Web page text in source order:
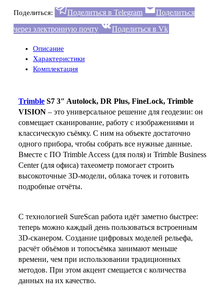
Поделиться: Поделиться в Telegram
Поделиться
через электронную почту
Поделиться в Vk
Описание
Характеристики
Комплектация
Trimble S7 3″ Autolock, DR Plus, FineLock, Trimble
VISION – это универсальное решение для геодезии: он
совмещает сканирование, работу с изображениями и
классическую съёмку. С ним на объекте достаточно
одного прибора, чтобы собрать все нужные данные.
Вместе с ПО Trimble Access (для поля) и Trimble Business
Center (для офиса) тахеометр помогает строить
высокоточные 3D‑модели, облака точек и готовить
подробные отчёты.
С технологией SureScan работа идёт заметно быстрее:
теперь можно каждый день пользоваться встроенным
3D‑сканером. Создание цифровых моделей рельефа,
расчёт объёмов и топосъёмка занимают меньше
времени, чем при использовании традиционных
методов. При этом акцент смещается с количества
данных на их качество.